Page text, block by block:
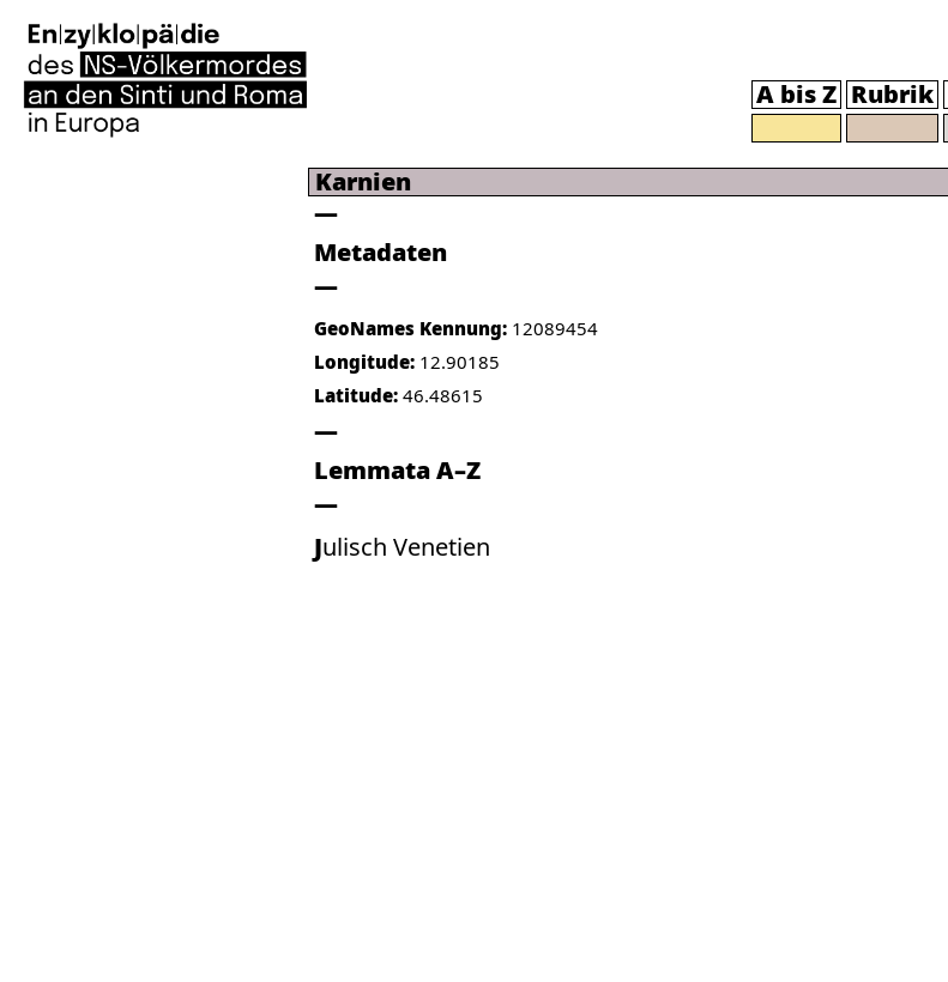
A bis Z Rubrik
Karnien
Metadaten
GeoNames Kennung: 12089454
Longitude: 12.90185
Latitude: 46.48615
Lemmata A–Z
Julisch Venetien